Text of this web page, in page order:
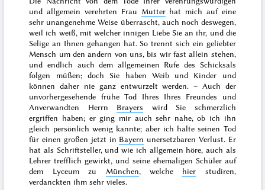
und allgemein verehrten Frau Mutterhat mich auf eine
sehr unangenehme Weise überrascht, auch noch deswegen,
weil ich weiß, mit welcher innigen Liebe Sie an ihr, und die
Selige an Ihnen gehangen hat. So trennt sich ein geliebter
Mensch um den andern von uns, bis wir fast allein stehen,
und endlich auch dem allgemeinen Rufe des Schicksals
folgen müßen; doch Sie haben Weib und Kinder und
können daher nie ganz entwurzelt werden. – Auch der
unvorhergesehende früheTod Ihres Ihres Freundes und
Anverwandten Herrn Brayers wird Sie schmerzlich
ergriffen haben; er ging mir auch sehr nahe, ob ich ihn
gleich persönlich wenig kannte; aber ich halte seinen Tod
für einen großen jetzt in Bayern unersetzbaren Verlust. Er
hat als Schriftsteller, und wie ich allgemein höre, auch als
Lehrer trefflich gewirkt, und seine ehemaligen Schüler auf
dem Lyceum zu München, welche hier studiren,
verdanckten ihm sehr vieles.